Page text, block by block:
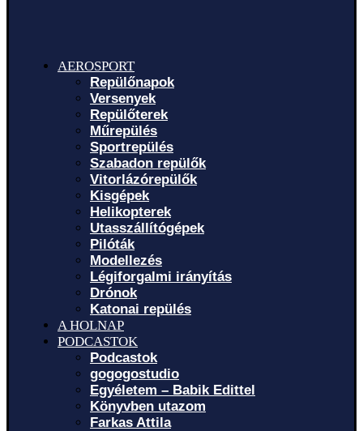
AEROSPORT
Repülőnapok
Versenyek
Repülőterek
Műrepülés
Sportrepülés
Szabadon repülők
Vitorlázórepülők
Kisgépek
Helikopterek
Utasszállítógépek
Pilóták
Modellezés
Légiforgalmi irányítás
Drónok
Katonai repülés
A HOLNAP
PODCASTOK
Podcastok
gogogostudio
Egyéletem – Babik Edittel
Könyvben utazom
Farkas Attila